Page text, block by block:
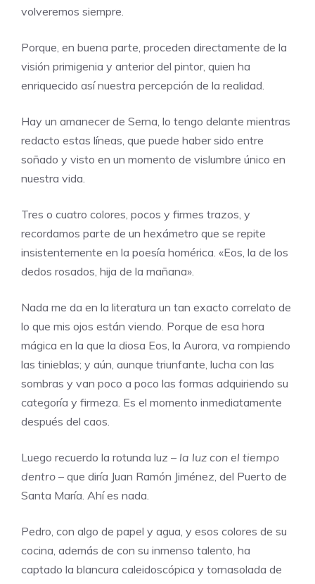
volveremos siempre.
Porque, en buena parte, proceden directamente de la
visión primigenia y anterior del pintor, quien ha
enriquecido así nuestra percepción de la realidad.
Hay un amanecer de Serna, lo tengo delante mientras
redacto estas líneas, que puede haber sido entre
soñado y visto en un momento de vislumbre único en
nuestra vida.
Tres o cuatro colores, pocos y firmes trazos, y
recordamos parte de un hexámetro que se repite
insistentemente en la poesía homérica. «Eos, la de los
dedos rosados, hija de la mañana».
Nada me da en la literatura un tan exacto correlato de
lo que mis ojos están viendo. Porque de esa hora
mágica en la que la diosa Eos, la Aurora, va rompiendo
las tinieblas; y aún, aunque triunfante, lucha con las
sombras y van poco a poco las formas adquiriendo su
categoría y firmeza. Es el momento inmediatamente
después del caos.
Luego recuerdo la rotunda luz – la luz con el tiempo
dentro – que diría Juan Ramón Jiménez, del Puerto de
Santa María. Ahí es nada.
Pedro, con algo de papel y agua, y esos colores de su
cocina, además de con su inmenso talento, ha
captado la blancura caleidoscópica y tornasolada de